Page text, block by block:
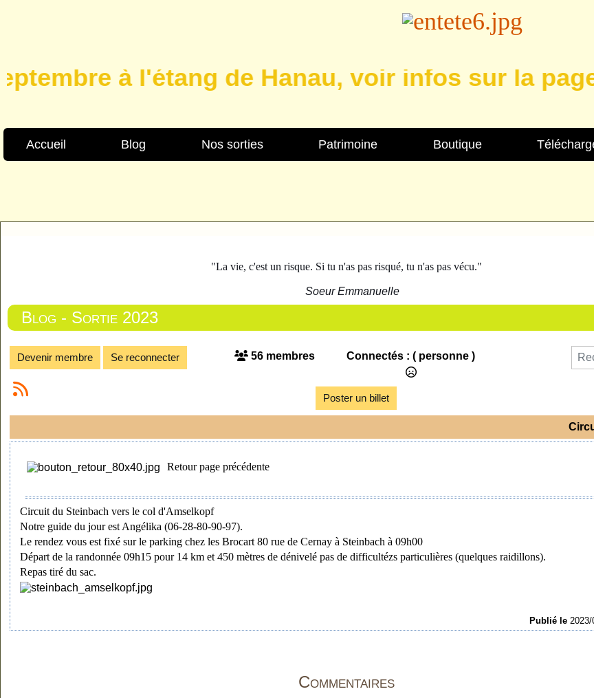
à l'étang de Hanau, voir infos sur la page
Accueil Blog Nos sorties Patrimoine Boutique
"La vie, c'est un risque. Si tu n'as pas risqué, tu n'as pas vécu."
Soeur Emmanuelle
Blog - Sortie 2023
Devenir membre Se reconnecter 56 membres Connectés : ( personne )
Poster un billet
Retour page précédente
Circuit du Steinbach vers le col d'Amselkopf
Notre guide du jour est Angélika (06-28-80-90-97).
Le rendez vous est fixé sur le parking chez les Brocart 80 rue de Cernay à Steinbach à 09h00
Départ de la randonnée 09h15 pour 14 km et 450 mètres de dénivelé pas de difficultézs particulières (quelques raidillons).
Repas tiré du sac.
Publié le
Commentaires